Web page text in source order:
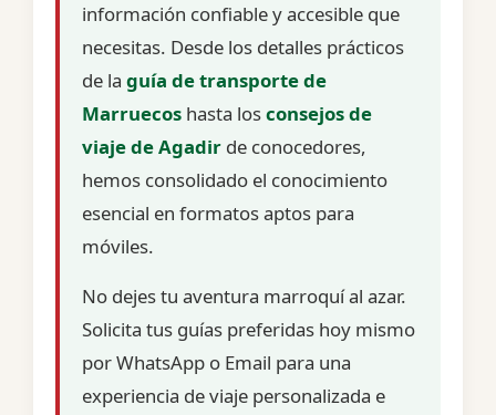
información confiable y accesible que
necesitas. Desde los detalles prácticos
de la guía de transporte de
Marruecos hasta losconsejos de
viaje de Agadir de conocedores,
hemos consolidado el conocimiento
esencial en formatos aptos para
móviles.
No dejes tu aventura marroquí al azar.
Solicita tus guías preferidas hoy mismo
por WhatsApp o Email para una
experiencia de viaje personalizada e